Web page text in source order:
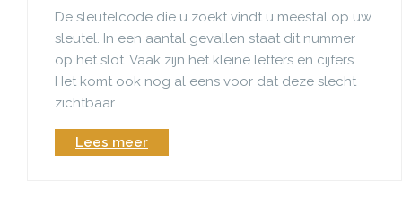
De sleutelcode die u zoekt vindt u meestal op uw
sleutel. In een aantal gevallen staat dit nummer
op het slot. Vaak zijn het kleine letters en cijfers.
Het komt ook nog al eens voor dat deze slecht
zichtbaar...
Lees meer